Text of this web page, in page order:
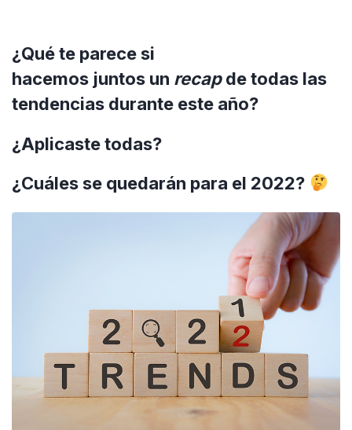
¿Qué te parece si
hacemos juntos un recapde todas las
tendencias durante este año?
¿Aplicaste todas?
¿Cuáles se quedarán para el 2022?